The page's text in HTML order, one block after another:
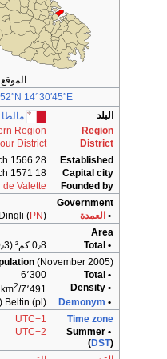
14°30′45″E
البلد
مالطا
Region
Region
District
District
Established
28 March 1566
Capital city
18 March 1571
Founded by
de Valette
Government
• العمدة (PN)
Area
• Total
0٫8 كم² (0٫3 ميل²)
(November 2005)
• Total
6٬300
• Density
7٬491/km 2
•
Demonym
Beltin (pl)
Time zone
UTC+1
• Summer
(DST)
UTC+2